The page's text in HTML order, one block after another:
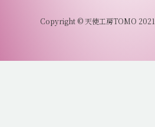
Copyright © 天使工房TOMO